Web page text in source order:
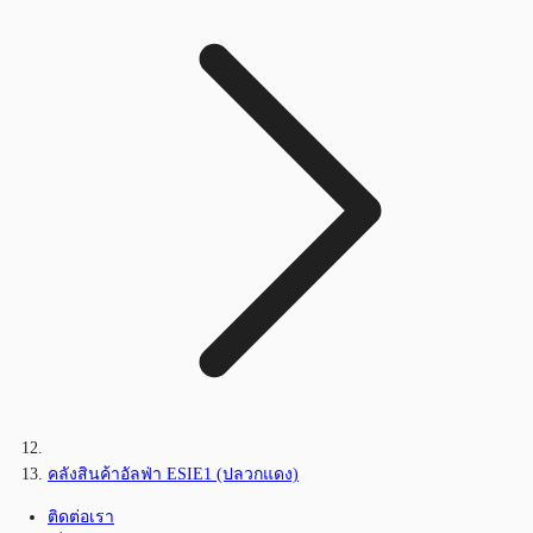
คลังสินค้าอัลฟ่า ESIE1 (ปลวกแดง)
ติดต่อเรา